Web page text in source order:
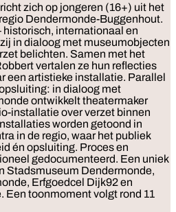
zich op jongeren (16+) uit het
Dendermonde-Buggenhout.
historisch, internationaal en
in dialoog met museumobjecten
belichten. Samen met het
vertalen ze hun reflecties
een artistieke installatie. Parallel
in dialoog met
ontwikkelt theatermaker
installatie over verzet binnen
worden getoond in
in de regio, waar het publiek
én opsluiting. Proces en
gedocumenteerd. Een uniek
Stadsmuseum Dendermonde,
Erfgoedcel Dijk92 en
Een toonmoment volgt rond 11